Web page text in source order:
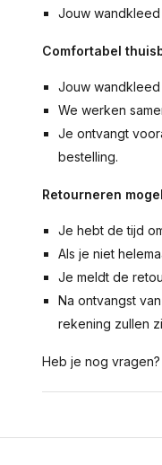
Jouw wandkleed
Comfortabel
Jouw
We werken
Je ontvangt
bestelling.
Retourneren
Je hebt de tijd
Als je niet
Je meldt de
Na ontvangst
rekening zullen
Heb je nog